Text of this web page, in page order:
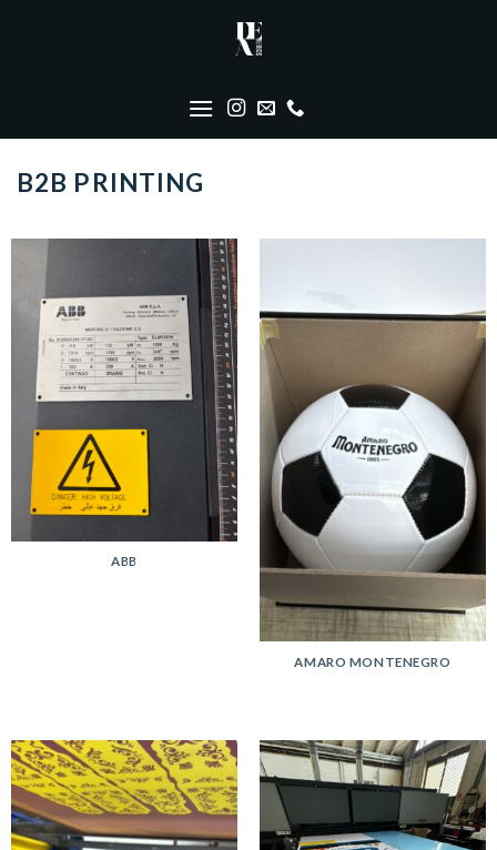
B2B PRINTING
ABB
AMARO MONTENEGRO